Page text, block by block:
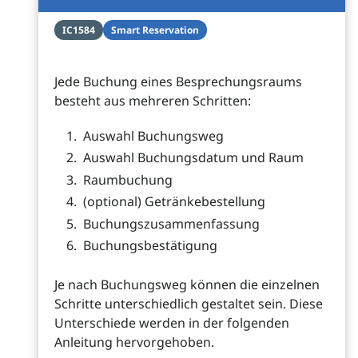
IC1584 Smart Reservation
Jede Buchung eines Besprechungsraums
besteht aus mehreren Schritten:
Auswahl Buchungsweg
Auswahl Buchungsdatum und Raum
Raumbuchung
(optional) Getränkebestellung
Buchungszusammenfassung
Buchungsbestätigung
Je nach Buchungsweg können die einzelnen
Schritte unterschiedlich gestaltet sein. Diese
Unterschiede werden in der folgenden
Anleitung hervorgehoben.